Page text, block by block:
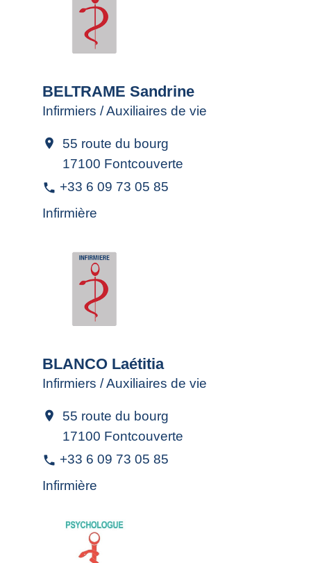
BELTRAME Sandrine
Infirmiers / Auxiliaires de vie
location_on
55 route du bourg
17100 Fontcouverte
phone +33 6 09 73 05 85
Infirmière
BLANCO Laétitia
Infirmiers / Auxiliaires de vie
location_on
55 route du bourg
17100 Fontcouverte
phone +33 6 09 73 05 85
Infirmière